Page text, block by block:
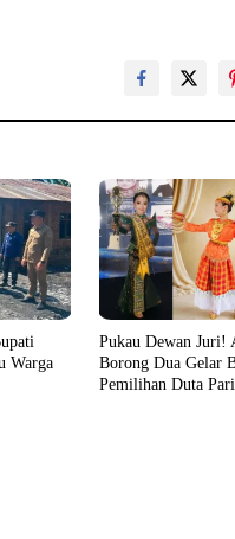
Warga
Pukau Dewan Juri!
Borong Dua Gelar
Pemilihan Duta